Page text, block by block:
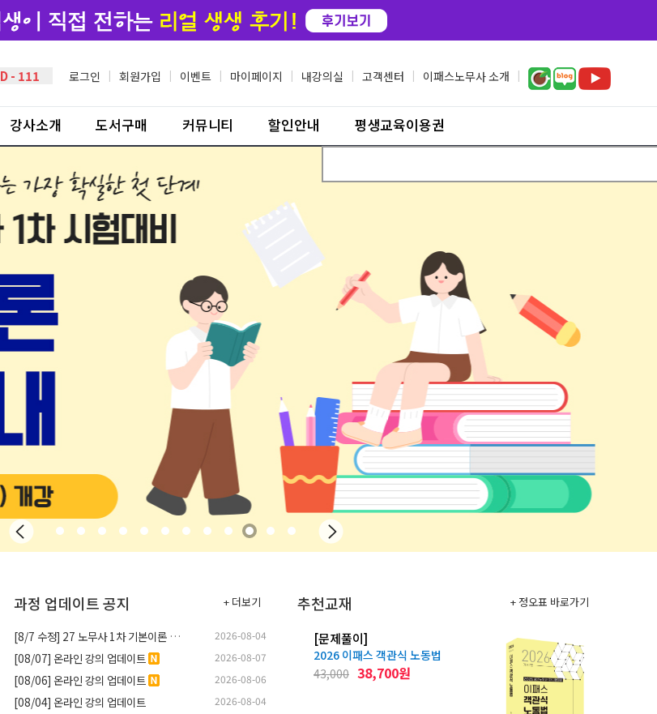
D - 111 로그인 | 회원가입 | 이벤트 | 마이페이지 | 내강의실 | 고객센터 | 이패스노무사 소개 |
강사소개 도서구매 커뮤니티 할인안내 평생교육이용권
과정 업데이트 공지 + 더보기
[8/7 수정] 27 노무사 1차 기본이론 일정표 2026-08-04
[08/07] 온라인 강의 업데이트 2026-08-07
[08/06] 온라인 강의 업데이트 2026-08-06
[08/04] 온라인 강의 업데이트 2026-08-04
추천교재 + 정오표 바로가기
[답안연습]
2026 경영조직론 답안작성연습
36,000 32,400원
[문제풀이]
2026 이패스 객관식 노동법
43,000 38,700원